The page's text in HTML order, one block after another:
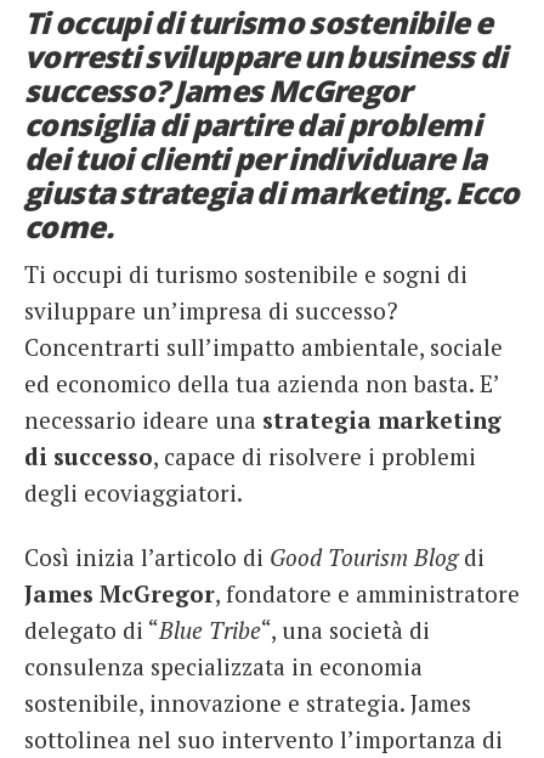
Italiano
Ti occupi di turismo sostenibile e
vorresti sviluppare un business di
successo? James McGregor
consiglia di partire dai problemi
dei tuoi clienti per individuare la
giusta strategia di marketing. Ecco
come.
Ti occupi di turismo sostenibile e sogni di
sviluppare un’impresa di successo?
Concentrarti sull’impatto ambientale, sociale
ed economico della tua azienda non basta. E’
necessario ideare una strategia marketing
di successo, capace di risolvere i problemi
degli ecoviaggiatori.
Così inizia l’articolo di Good Tourism Blogdi
James McGregor, fondatore e amministratore
delegato di “Blue Tribe“, una società di
consulenza specializzata in economia
sostenibile, innovazione e strategia. James
sottolinea nel suo intervento l’importanza di